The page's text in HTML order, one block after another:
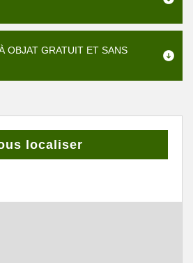
OBJAT GRATUIT ET SANS
localiser